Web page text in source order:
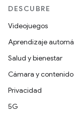
DESCUBRE
Videojuegos
Aprendizaje
Salud y bienestar
Cámara y
Privacidad
5G